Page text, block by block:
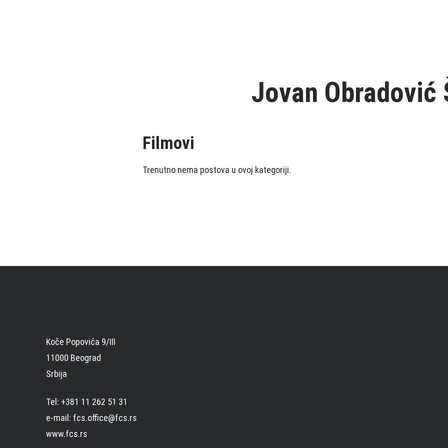
Jovan Obradović
Filmovi
Trenutno nema postova u ovoj kategoriji.
Koče Popovića 9/III
11000 Beograd
Srbija
Tel: +381 11 262 51 31
e-mail: fcs.office@fcs.rs
www.fcs.rs